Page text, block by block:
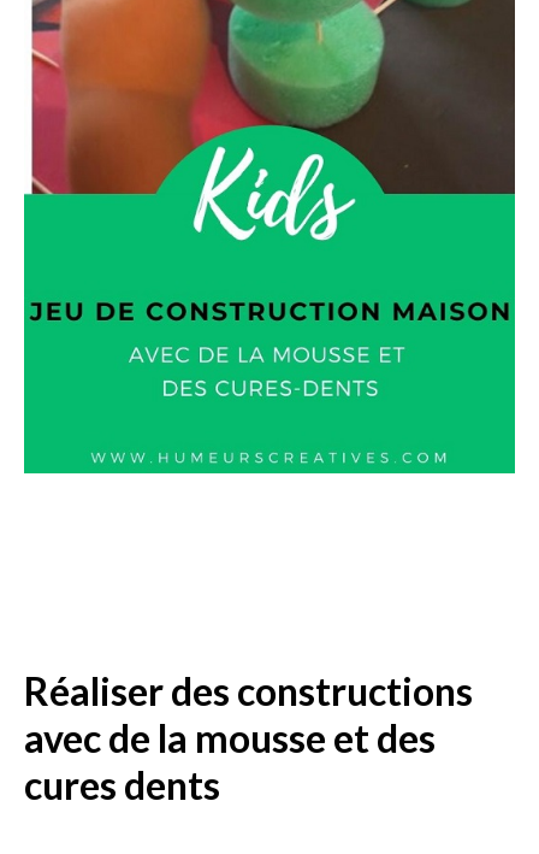
Réaliser des constructions
avec de la mousse et des
cures dents